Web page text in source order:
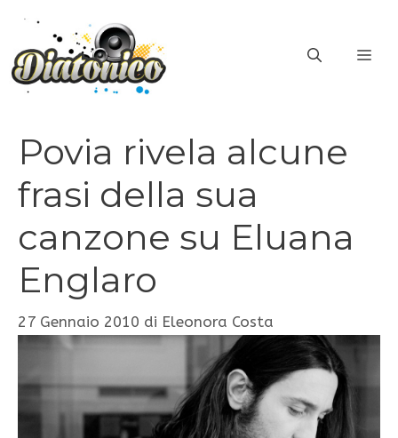
contenuto
Povia rivela alcune
frasi della sua
canzone su Eluana
Englaro
27 Gennaio 2010 di Eleonora Costa